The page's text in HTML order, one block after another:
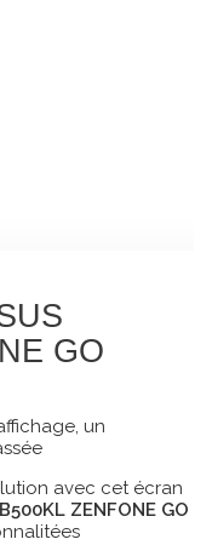
GO
un
avec cet écran
ZENFONE GO